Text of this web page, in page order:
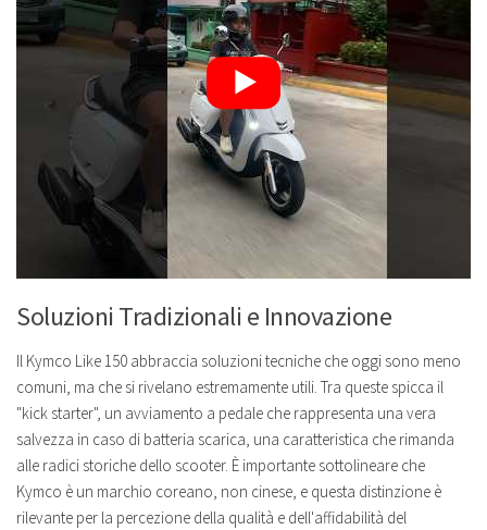
Soluzioni Tradizionali e Innovazione
Il Kymco Like 150 abbraccia soluzioni tecniche che oggi sono meno
comuni, ma che si rivelano estremamente utili. Tra queste spicca il
"kick starter", un avviamento a pedale che rappresenta una vera
salvezza in caso di batteria scarica, una caratteristica che rimanda
alle radici storiche dello scooter. È importante sottolineare che
Kymco è un marchio coreano, non cinese, e questa distinzione è
rilevante per la percezione della qualità e dell'affidabilità del